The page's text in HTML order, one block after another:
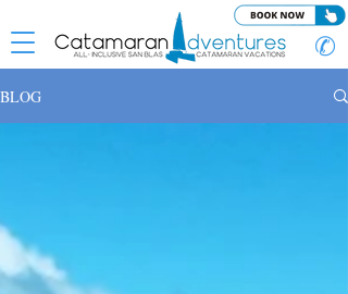
✆
BLOG